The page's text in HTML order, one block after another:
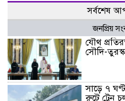
সর্বশেষ
জনপ্রিয়
যৌথ
সৌদি-
সাড়ে ৭
রুটে ট্রেন